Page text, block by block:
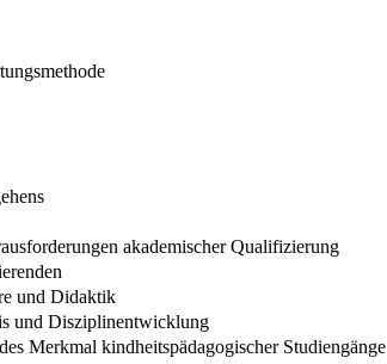
akademischer Qualifizierung
und Didaktik
und Disziplinentwicklung
Merkmal kindheitspädagogischer Studiengänge